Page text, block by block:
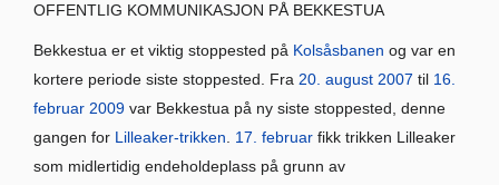
OFFENTLIG KOMMUNIKASJON PÅ BEKKESTUA
Bekkestua er et viktig stoppested på Kolsåsbanen og var en
kortere periode siste stoppested. Fra 20. august 2007 til 16.
februar 2009 var Bekkestua på ny siste stoppested, denne
gangen for Lilleaker-trikken 17. februar fikk trikken Lilleaker
som midlertidig endeholdeplass på grunn av